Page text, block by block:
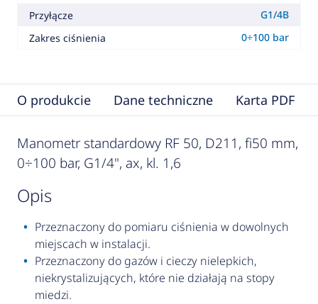
Przyłącze
G1/4B
Zakres ciśnienia
0÷100 bar
O produkcie Dane techniczne Karta PDF
Manometr standardowy RF 50, D211, fi50 mm,
0÷100 bar, G1/4", ax, kl. 1,6
opis
Przeznaczony do pomiaru ciśnienia w dowolnych
miejscach w instalacji.
Przeznaczony do gazów i cieczy nielepkich,
niekrystalizujących, które nie działają na stopy
miedzi.